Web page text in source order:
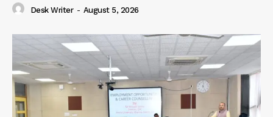
Desk Writer - August 5, 2026